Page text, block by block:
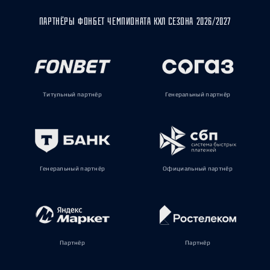
ПАРТНЁРЫ ФОНБЕТ ЧЕМПИОНАТА КХЛ СЕЗОНА 2026/2027
Титульный партнёр Генеральный партнёр
Генеральный партнёр Официальный партнёр
Партнёр Партнёр